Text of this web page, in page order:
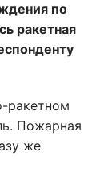
по
ракетная
ракетном
Пожарная
же